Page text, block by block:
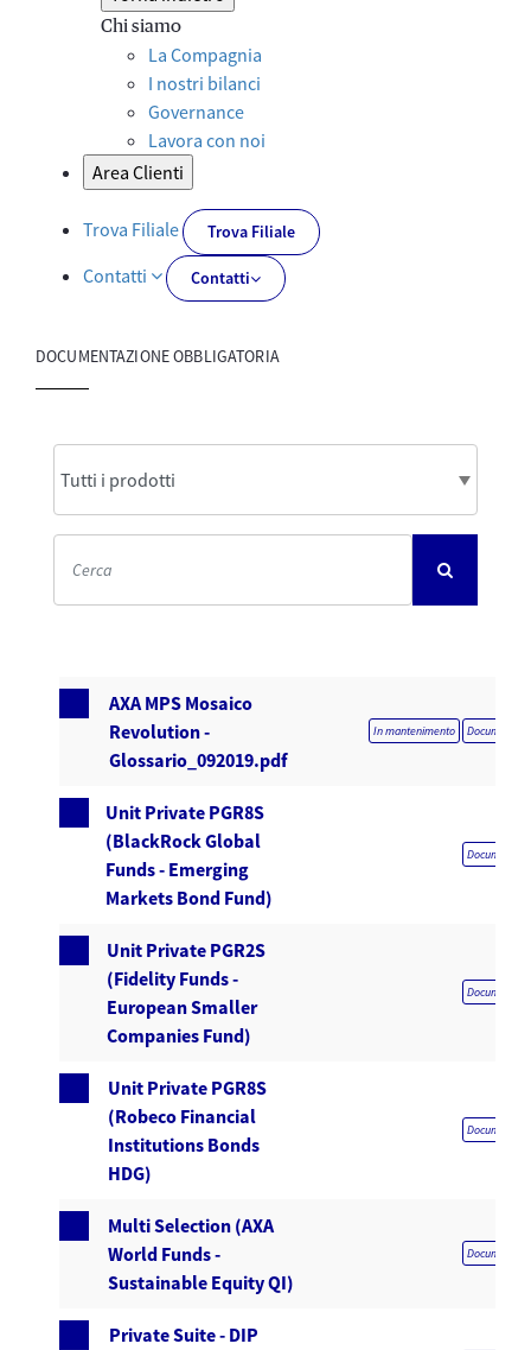
Chi siamo
La Compagnia
I nostri bilanci
Governance
Lavora con noi
Area Clienti
Trova Filiale Trova Filiale
Contatti Contatti
DOCUMENTAZIONE OBBLIGATORIA
AXA MPS Mosaico
Revolution -
Glossario_092019.pdf
In mantenimento
Unit Private PGR8S
(BlackRock Global
Funds - Emerging
Markets Bond Fund)
Unit Private PGR2S
(Fidelity Funds -
European Smaller
Companies Fund)
Unit Private PGR8S
(Robeco Financial
Institutions Bonds
HDG)
Multi Selection (AXA
World Funds -
Sustainable Equity QI)
Private Suite - DIP